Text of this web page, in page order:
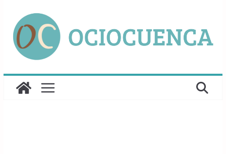
contenido